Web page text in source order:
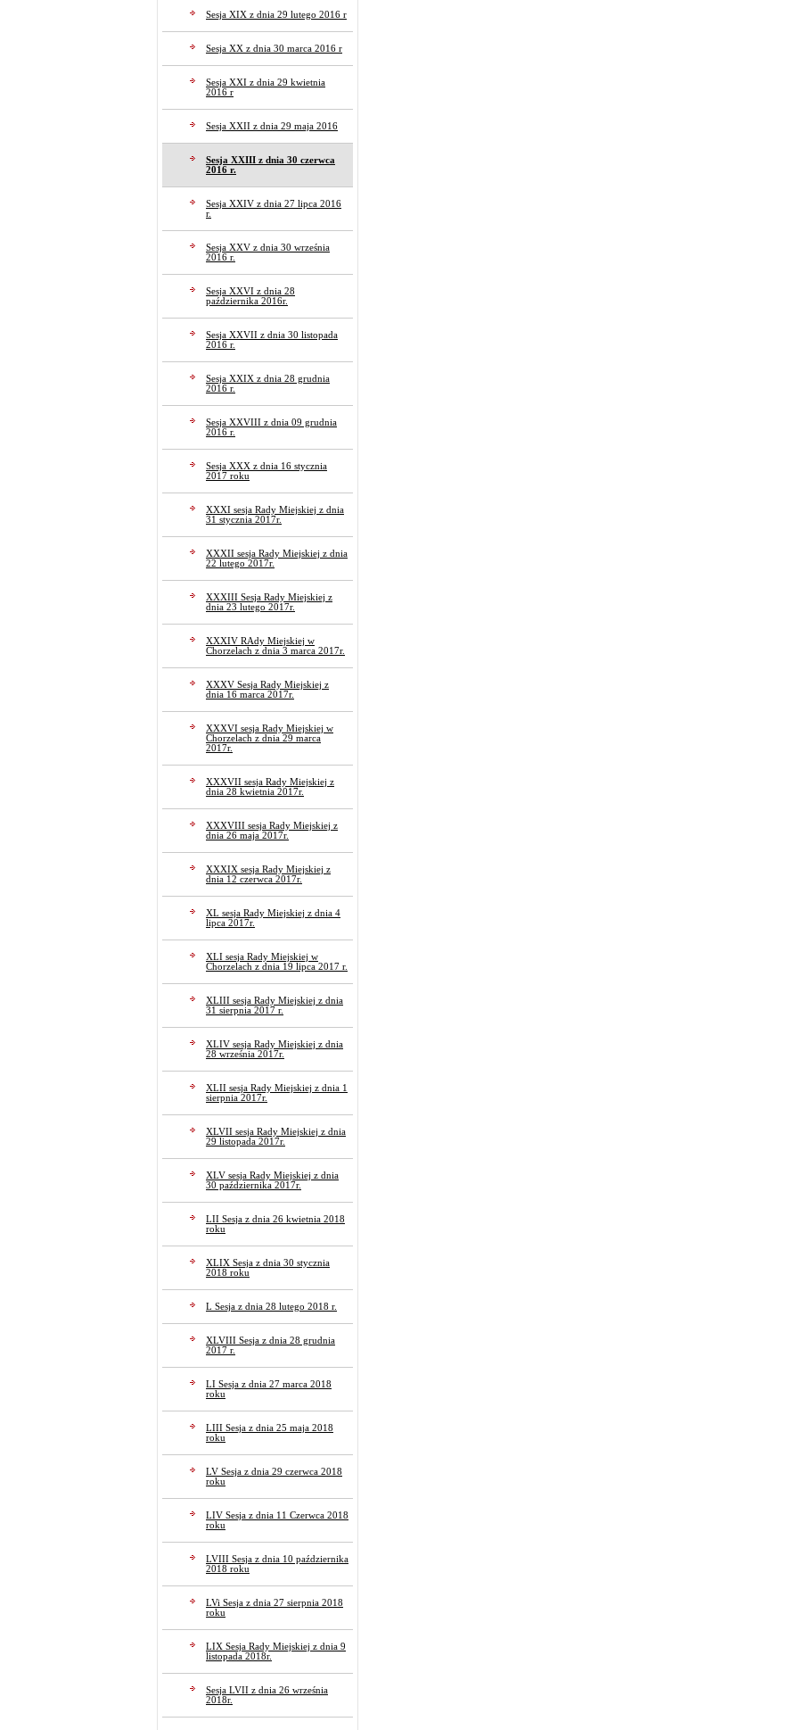
Sesja XIX z dnia 29 lutego 2016 r
Sesja XX z dnia 30 marca 2016 r
Sesja XXI z dnia 29 kwietnia
2016 r
Sesja XXII z dnia 29 maja 2016
Sesja XXIII z dnia 30 czerwca
2016 r.
Sesja XXIV z dnia 27 lipca 2016
r.
Sesja XXV z dnia 30 września
2016 r.
Sesja XXVI z dnia 28
października 2016r.
Sesja XXVII z dnia 30 listopada
2016 r.
Sesja XXIX z dnia 28 grudnia
2016 r.
Sesja XXVIII z dnia 09 grudnia
2016 r.
Sesja XXX z dnia 16 stycznia
2017 roku
XXXI sesja Rady Miejskiej z dnia
31 stycznia 2017r.
XXXII sesja Rady Miejskiej z dnia
22 lutego 2017r.
XXXIII Sesja Rady Miejskiej z
dnia 23 lutego 2017r.
XXXIV RAdy Miejskiej w
Chorzelach z dnia 3 marca 2017r.
XXXV Sesja Rady Miejskiej z
dnia 16 marca 2017r.
XXXVI sesja Rady Miejskiej w
Chorzelach z dnia 29 marca
2017r.
XXXVII sesja Rady Miejskiej z
dnia 28 kwietnia 2017r.
XXXVIII sesja Rady Miejskiej z
dnia 26 maja 2017r.
XXXIX sesja Rady Miejskiej z
dnia 12 czerwca 2017r.
XL sesja Rady Miejskiej z dnia 4
lipca 2017r.
XLI sesja Rady Miejskiej w
Chorzelach z dnia 19 lipca 2017 r.
XLIII sesja Rady Miejskiej z dnia
31 sierpnia 2017 r.
XLIV sesja Rady Miejskiej z dnia
28 września 2017r.
XLII sesja Rady Miejskiej z dnia 1
sierpnia 2017r.
XLVII sesja Rady Miejskiej z dnia
29 listopada 2017r.
XLV sesja Rady Miejskiej z dnia
30 października 2017r.
LII Sesja z dnia 26 kwietnia 2018
roku
XLIX Sesja z dnia 30 stycznia
2018 roku
L Sesja z dnia 28 lutego 2018 r.
XLVIII Sesja z dnia 28 grudnia
2017 r.
LI Sesja z dnia 27 marca 2018
roku
LIII Sesja z dnia 25 maja 2018
roku
LV Sesja z dnia 29 czerwca 2018
roku
LIV Sesja z dnia 11 Czerwca 2018
roku
LVIII Sesja z dnia 10 października
2018 roku
LVi Sesja z dnia 27 sierpnia 2018
roku
LIX Sesja Rady Miejskiej z dnia 9
listopada 2018r.
Sesja LVII z dnia 26 września
2018r.